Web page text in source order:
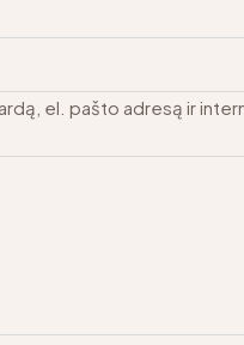
el. pašto adresą ir